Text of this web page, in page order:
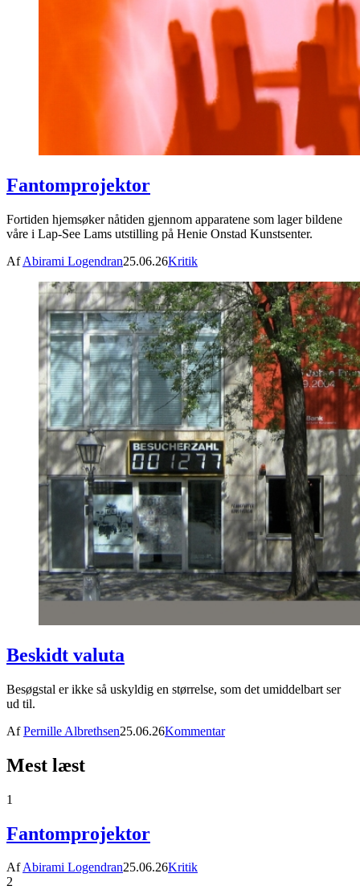
Fantomprojektor
Fortiden hjemsøker nåtiden gjennom apparatene som lager bildene
våre i Lap-See Lams utstilling på Henie Onstad Kunstsenter.
AfAbirami Logendran25.06.26Kritik
Beskidt valuta
Besøgstal er ikke så uskyldig en størrelse, som det umiddelbart ser
ud til.
AfPernille Albrethsen25.06.26Kommentar
Mest læst
1
Fantomprojektor
AfAbirami Logendran25.06.26Kritik
2